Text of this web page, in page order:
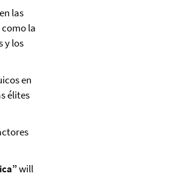
las
la
y los
en
élites
will